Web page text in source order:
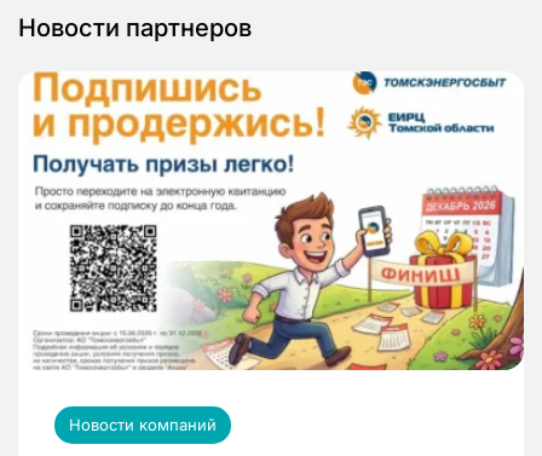
Новости партнеров
Новости компаний